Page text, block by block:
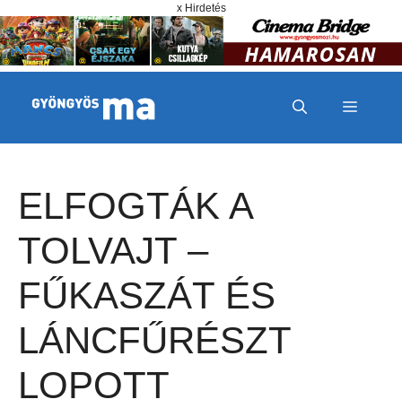
x Hirdetés
MENÜ
ELFOGTÁK A
TOLVAJT –
FŰKASZÁT ÉS
LÁNCFŰRÉSZT
LOPOTT